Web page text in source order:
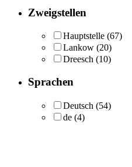
Zweigstellen
Hauptstelle (67)
Lankow (20)
Dreesch (10)
Sprachen
Deutsch (54)
de (4)